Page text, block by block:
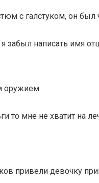
с галстуком, он
написать имя
оружием.
то мне не хватит на
привели девочку